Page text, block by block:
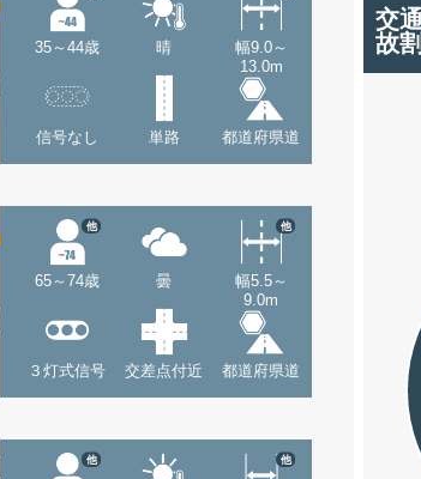
35～44歳 晴
幅9.0～
13.0m
信号なし 単路 都道府県道
65～74歳
他
曇
幅5.5～
9.0m
他
３灯式信号 交差点付近 都道府県道
他 他
交
故